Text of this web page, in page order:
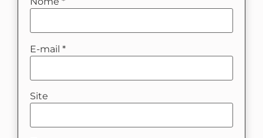
E-mail *
Site